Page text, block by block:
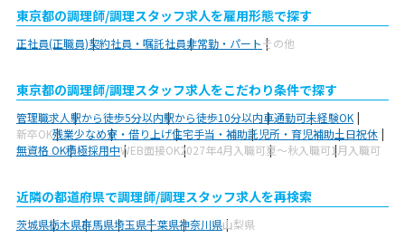
東京都の調理師/調理スタッフ求人を雇用形態で探す
正社員(正職員)契約社員・嘱託社員非常勤・パートその他
東京都の調理師/調理スタッフ求人をこだわり条件で探す
管理職求人駅から徒歩5分以内駅から徒歩10分以内車通勤可未経験OK
新卒OK残業少なめ寮・借り上げ住宅手当・補助託児所・育児補助土日祝休
無資格 OK積極採用中WEB面接OK2027年4月入職可夏～秋入職可1月入職可
近隣の都道府県で調理師/調理スタッフ求人を再検索
茨城県栃木県群馬県埼玉県千葉県神奈川県山梨県